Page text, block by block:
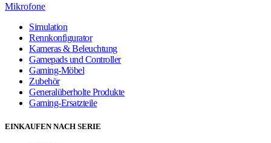
Mikrofone
Simulation
Rennkonfigurator
Kameras & Beleuchtung
Gamepads und Controller
Gaming-Möbel
Zubehör
Generalüberholte Produkte
Gaming-Ersatzteile
EINKAUFEN NACH SERIE